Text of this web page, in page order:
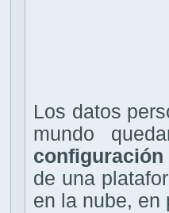
Los datos
mundo
de una
en la nube, en